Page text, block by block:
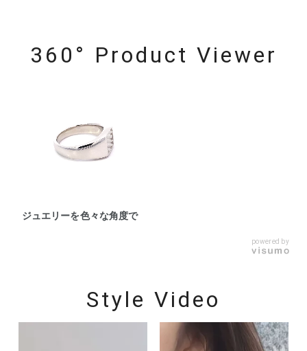
360° Product Viewer
ジュエリーを色々な角度で
powered by
Style Video